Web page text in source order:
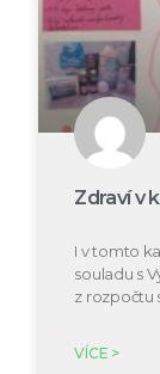
Zdraví v
I v tomto
souladu s
z rozpočtu
VÍCE >